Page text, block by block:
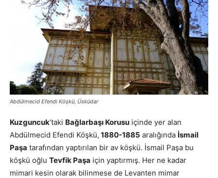
Abdülmecid Efendi Köşkü, Üsküdar
Kuzguncuk’taki Bağlarbaşı Korusu içinde yer alan
Abdülmecid Efendi Köşkü, 1880-1885 aralığında İsmail
Paşa tarafından yaptırılan bir av köşkü. İsmail Paşa bu
köşkü oğlu Tevfik Paşa için yaptırmış. Her ne kadar
mimari kesin olarak bilinmese de Levanten mimar